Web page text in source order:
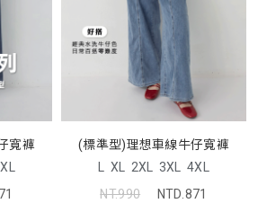
寬褲
(標準型)理想車線牛仔寬褲
L XL 2XL 3XL 4XL
NT.990
NTD.871